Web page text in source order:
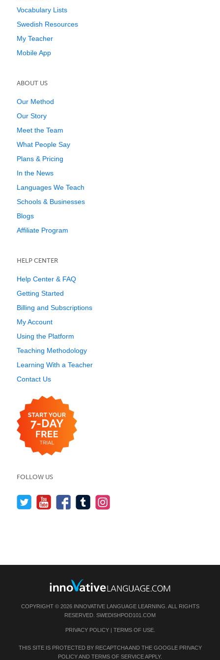
Vocabulary Lists
Swedish Resources
My Teacher
Mobile App
ABOUT US
Our Method
Our Story
Meet the Team
What People Say
Plans & Pricing
In the News
Languages We Teach
Schools & Businesses
Blogs
Affiliate Program
HELP CENTER
Help Center & FAQ
Getting Started
Billing and Subscriptions
My Account
Using the Platform
Teaching Methodology
Learning With a Teacher
Contact Us
FOLLOW US
COPYRIGHT © 2026 INNOVATIVE LANGUAGE LEARNING. ALL RIGHTS
RESERVED. SWEDISHPOD101.COM
PRIVACY POLICY| TERMS OF USE.
THIS SITE IS PROTECTED BY RECAPTCHA AND THE GOOGLE PRIVACY
POLICYAND TERMS OF SERVICEAPPLY.